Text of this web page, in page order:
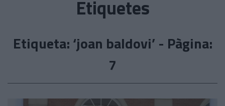
Etiquetes
Etiqueta: ‘joan baldovi’ - Pàgina:
7